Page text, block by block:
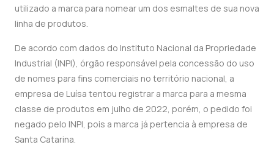
utilizado a marca para nomear um dos esmaltes de sua nova
linha de produtos.
De acordo com dados do Instituto Nacional da Propriedade
Industrial (INPI), órgão responsável pela concessão do uso
de nomes para fins comerciais no território nacional, a
empresa de Luísa tentou registrar a marca para a mesma
classe de produtos em julho de 2022, porém, o pedido foi
negado pelo INPI, pois a marca já pertencia à empresa de
Santa Catarina.